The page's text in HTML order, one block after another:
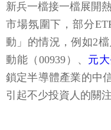
新兵一檔接一檔展開
市場氛圍下，部分
動」的情況，例如2
動能（00939）、 元
鎖定半導體產業的中
引起不少投資人的關注